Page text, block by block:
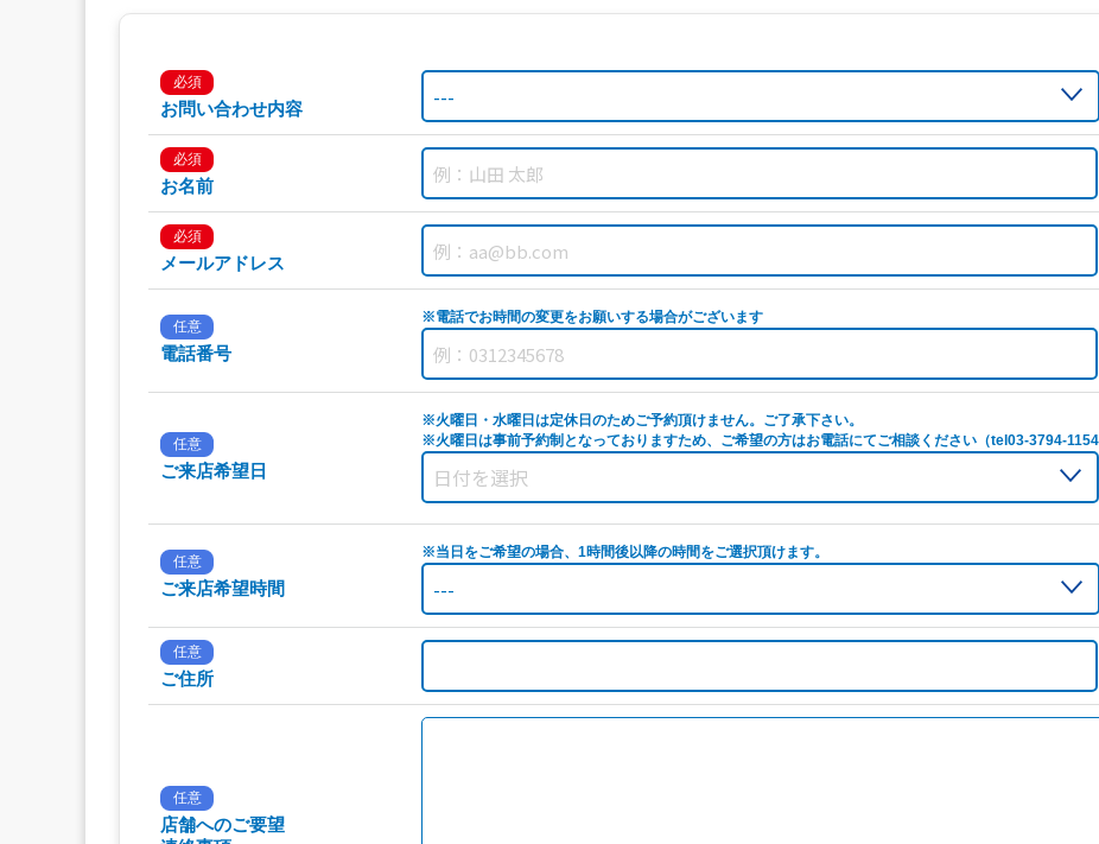
必須
お問い合わせ内容
必須
お名前
必須
メールアドレス
任意
電話番号
※電話でお時間の変更をお願いする場合がございます
任意
ご来店希望日
※火曜日・水曜日は定休日のためご予約頂けません。ご了承下さい。
※火曜日は事前予約制となっておりますため、ご希望の方はお電話にてご相談ください（tel03-3794-1154
任意
ご来店希望時間
※当日をご希望の場合、1時間後以降の時間をご選択頂けます。
任意
ご住所
任意
店舗へのご要望